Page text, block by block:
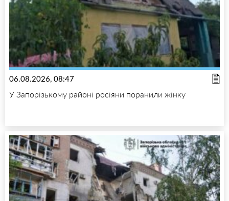
06.08.2026, 08:47
У Запорізькому районі росіяни поранили жінку